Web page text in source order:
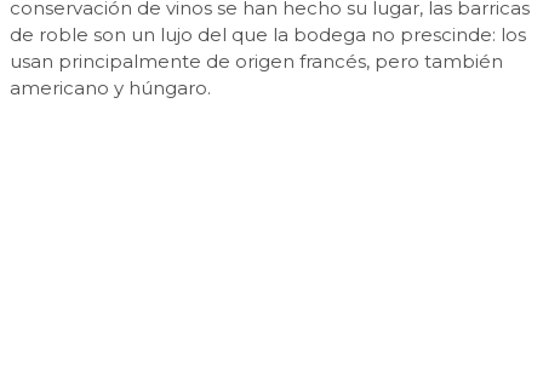
conservación de vinos se han hecho su lugar, las barricas
de roble son un lujo del que la bodega no prescinde: los
usan principalmente de origen francés, pero también
americano y húngaro.